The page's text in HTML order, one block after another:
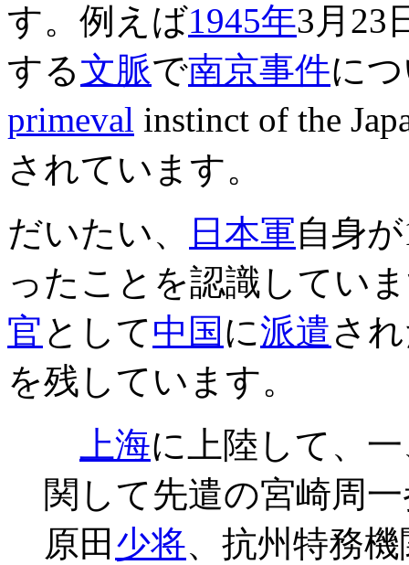
す。例えば1945年3月23
する文脈で南京事件につ
primeval instinct of the
されています。
だいたい、
日本軍自身
ったことを認識してい
官 として中国 に派遣さ
を残しています。
上海に上陸して、
関して先遣の宮崎周
原田 少将、抗州特務